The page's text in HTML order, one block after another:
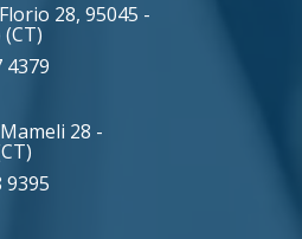
28, 95045 -
4379
28 -
9395